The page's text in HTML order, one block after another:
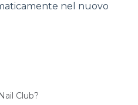
nel nuovo
Club?